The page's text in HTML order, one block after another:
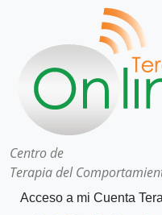
Centro de
Terapia del
Acceso a mi Cuenta